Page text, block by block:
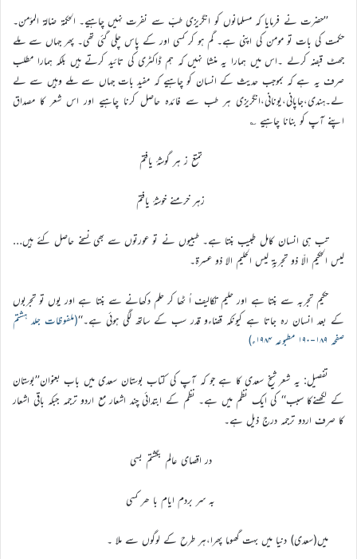
’’حضرت نے فرمایا کہ مسلمانوں کو انگریزی طبّ سے نفرت نہیں چاہیے۔ الحکمۃ ضالۃ المؤمن۔
حکمت کی بات تو مومن کی اپنی ہے۔ گم ہو کر کسی اور کے پاس چلی گئی تھی۔ پھر جہاں سے ملے
جھٹ قبضہ کرلے ۔اس میں ہمارا یہ منشا نہیں کہ ہم ڈاکٹری کی تائید کرتے ہیں بلکہ ہمارا مطلب
صرف یہ ہے کہ بموجب حدیث کے انسان کو چاہیے کہ مفید بات جہاں سے ملے وہیں سے لے
لے۔ہندی،جاپانی،یونانی،انگریزی ہر طب سے فائدہ حاصل کرنا چاہیے اور اس شعر کا مصداق
اپنے آپ کو بنانا چاہیے ؎
تمتع ز ہر گوشۂ یافتم
زہر خرمنے خوشۂ یافتم
تب ہی انسان کامل طبیب بنتا ہے۔ طبیبوں نے تو عورتوں سے بھی نسخے حاصل کئے ہیں…
لیس الحکیم الّا ذو تجربۃٍ لیس الحلیم الا ذو عسرۃ۔
حکیم تجربہ سے بنتا ہے اور حلیم تکالیف اُ ٹھا کر حلم دکھانے سے بنتا ہے اور یوں تو تجربوں
کے بعد انسان رہ جاتا ہے کیونکہ قضاءو قدر سب کے ساتھ لگی ہوئی ہے۔‘‘(ملفوظات جلد ہشتم
صفحہ ۱۸۹-۱۹۰ مطبوعہ ۱۹۸۴ء)
تفصیل: یہ شعر شیخ سعدی کا ہے جو کہ آپ کی کتاب بوستان سعدی میں باب بعنوان’’بوستان
کے لکھنےکا سبب‘‘ کی ایک نظم میں ہے۔ نظم کے ابتدائی چند اشعار مع اردو ترجمہ جبکہ باقی اشعار
کا صرف اردو ترجمہ درج ذیل ہے۔
در اقصای عالم بگشتم بسی
بہ سر بردم ایام با ھر کسی
میں(سعدی) دنیا میں بہت گھوما پھرا،ہر طرح کے لوگوں سے ملا ۔